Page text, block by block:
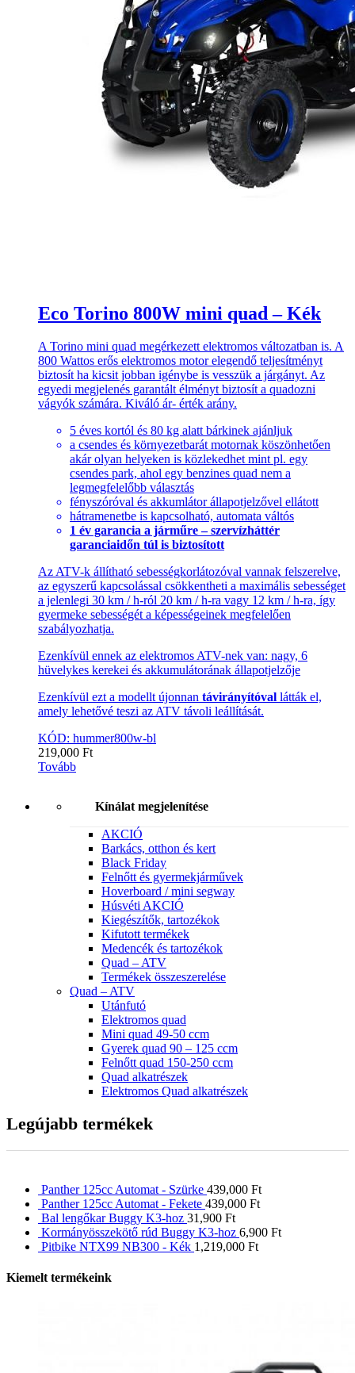
Eco Torino 800W mini quad – Kék
A Torino mini quad megérkezett elektromos változatban is. A
800 Wattos erős elektromos motor elegendő teljesítményt
biztosít ha kicsit jobban igénybe is vesszük a járgányt. Az
egyedi megjelenés garantált élményt biztosít a quadozni
vágyók számára. Kiváló ár- érték arány.
5 éves kortól és 80 kg alatt bárkinek ajánljuk
a csendes és környezetbarát motornak köszönhetően
akár olyan helyeken is közlekedhet mint pl. egy
csendes park, ahol egy benzines quad nem a
legmegfelelőbb választás
fényszóróval és akkumlátor állapotjelzővel ellátott
hátramenetbe is kapcsolható, automata váltós
1 év garancia a járműre – szervízháttér
garanciaidőn túl is biztosított
Az ATV-k állítható sebességkorlátozóval vannak felszerelve,
az egyszerű kapcsolással csökkentheti a maximális sebességet
a jelenlegi 30 km / h-ról 20 km / h-ra vagy 12 km / h-ra, így
gyermeke sebességét a képességeinek megfelelően
szabályozhatja.
Ezenkívül ennek az elektromos ATV-nek van: nagy, 6
hüvelykes kerekei és akkumulátorának állapotjelzője
Ezenkívül ezt a modellt újonnan távirányítóval látták el,
amely lehetővé teszi az ATV távoli leállítását.
KÓD: hummer800w-bl
219,000 Ft
Tovább
Kínálat megjelenítése
AKCIÓ
Barkács, otthon és kert
Black Friday
Felnőtt és gyermekjárművek
Hoverboard / mini segway
Húsvéti AKCIÓ
Kiegészítők, tartozékok
Kifutott termékek
Medencék és tartozékok
Quad – ATV
Termékek összeszerelése
Quad – ATV
Utánfutó
Elektromos quad
Mini quad 49-50 ccm
Gyerek quad 90 – 125 ccm
Felnőtt quad 150-250 ccm
Quad alkatrészek
Elektromos Quad alkatrészek
Legújabb termékek
Panther 125cc Automat - Szürke 439,000 Ft
Panther 125cc Automat - Fekete 439,000 Ft
Bal lengőkar Buggy K3-hoz 31,900 Ft
Kormányösszekötő rúd Buggy K3-hoz 6,900 Ft
Pitbike NTX99 NB300 - Kék 1,219,000 Ft
Kiemelt termékeink